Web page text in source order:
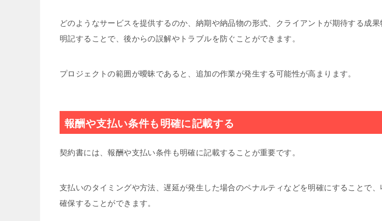
どのようなサービスを提供するのか、納期や納品物の形式、クライアントが期待する成
明記することで、後からの誤解やトラブルを防ぐことができます。
プロジェクトの範囲が曖昧であると、追加の作業が発生する可能性が高まります。
報酬や支払い条件も明確に記載する
契約書には、報酬や支払い条件も明確に記載することが重要です。
支払いのタイミングや方法、遅延が発生した場合のペナルティなどを明確にすることで、
確保することができます。